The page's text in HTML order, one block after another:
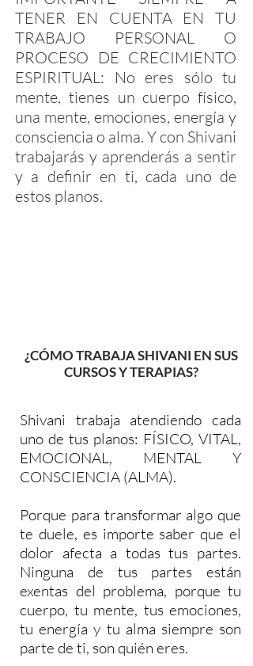
TENER EN CUENTA EN TU
TRABAJO PERSONAL O
PROCESO DE CRECIMIENTO
ESPIRITUAL: No eres sólo tu
mente, tienes un cuerpo físico,
una mente, emociones, energía y
consciencia o alma. Y con Shivani
trabajarás y aprenderás a sentir
y a definir en ti, cada uno de
estos planos.
¿CÓMO TRABAJA SHIVANI EN SUS
CURSOS Y TERAPIAS?
Shivani trabaja atendiendo cada
uno de tus planos: FÍSICO, VITAL,
EMOCIONAL, MENTAL Y
CONSCIENCIA (ALMA).
Porque para transformar algo que
te duele, es importe saber que el
dolor afecta a todas tus partes.
Ninguna de tus partes están
exentas del problema, porque tu
cuerpo, tu mente, tus emociones,
tu energía y tu alma siempre son
parte de ti, son quién eres.